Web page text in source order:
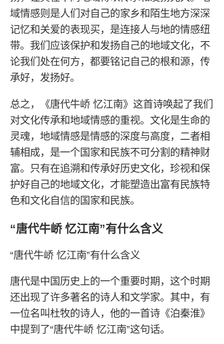
域情感则是人们对自己的家乡和陌生地方深深
记忆和关爱的表现买，是连接人与地的情感纽
带。我们应该保护和发扬自己的地域文化，不
论我们处在何方，都要铭记自己的根和源，传
承好，发扬好。
总之，《唐代牛峤 忆江南》这首诗唤起了我们
对文化传承和地域情感的重视。文化是生命的
灵魂，地域情感是情感的深度与高度，二者相
辅相成，是一个国家和民族不可分割的精神财
富。只有在追溯和传承好历史文化，珍视和保
护好自己的地域文化，才能塑造出富有民族特
色和文化自信的国家和民族。
“唐代牛峤 忆江南”有什么含义
“唐代牛峤 忆江南”有什么含义
唐代是中国历史上的一个重要时期，这个时期
还出现了许多著名的诗人和文学家。其中，有
一位名叫杜牧的诗人，他的一首诗《泊秦淮》
中提到了“唐代牛峤 忆江南”这句话。